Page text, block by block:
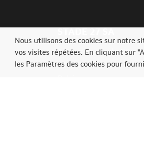
Avenue du Stade, 27
4910 Theux
Nous utilisons des cookies sur notre
vos visites répétées. En cliquant sur
les Paramètres des cookies pour